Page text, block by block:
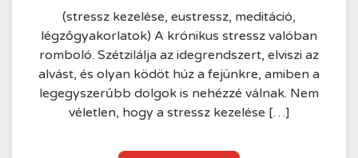
(stressz kezelése, eustressz, meditáció,
légzőgyakorlatok) A krónikus stressz valóban
romboló. Szétzilálja az idegrendszert, elviszi az
alvást, és olyan ködöt húz a fejünkre, amiben a
legegyszerűbb dolgok is nehézzé válnak. Nem
véletlen, hogy a stressz kezelése […]